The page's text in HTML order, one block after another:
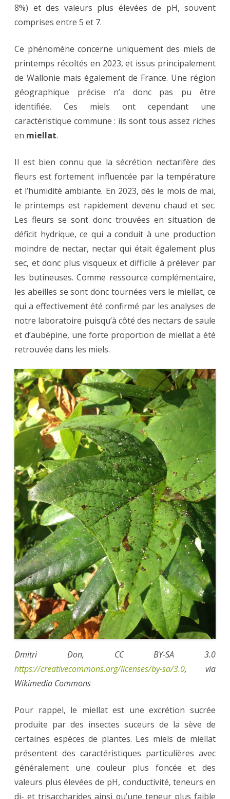
8%) et des valeurs plus élevées de pH, souvent
comprises entre 5 et 7.
Ce phénomène concerne uniquement des miels de
printemps récoltés en 2023, et issus principalement
de Wallonie mais également de France. Une région
géographique précise n’a donc pas pu être
identifiée. Ces miels ont cependant une
caractéristique commune : ils sont tous assez riches
en miellat.
Il est bien connu que la sécrétion nectarifère des
fleurs est fortement influencée par la température
et l’humidité ambiante. En 2023, dès le mois de mai,
le printemps est rapidement devenu chaud et sec.
Les fleurs se sont donc trouvées en situation de
déficit hydrique, ce qui a conduit à une production
moindre de nectar, nectar qui était également plus
sec, et donc plus visqueux et difficile à prélever par
les butineuses. Comme ressource complémentaire,
les abeilles se sont donc tournées vers le miellat, ce
qui a effectivement été confirmé par les analyses de
notre laboratoire puisqu’à côté des nectars de saule
et d’aubépine, une forte proportion de miellat a été
retrouvée dans les miels.
Dmitri Don, CC BY-SA 3.0
https://creativecommons.org/licenses/by-sa/3.0, via
Wikimedia Commons
Pour rappel, le miellat est une excrétion sucrée
produite par des insectes suceurs de la sève de
certaines espèces de plantes. Les miels de miellat
présentent des caractéristiques particulières avec
généralement une couleur plus foncée et des
valeurs plus élevées de pH, conductivité, teneurs en
di- et trisaccharides ainsi qu’une teneur plus faible